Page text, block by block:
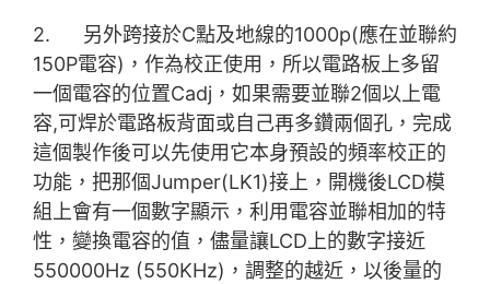
2. 另外跨接於C點及地線的1000p(應在並聯約
150P電容)，作為校正使用，所以電路板上多留
一個電容的位置Cadj，如果需要並聯2個以上電
容,可焊於電路板背面或自己再多鑽兩個孔，完成
這個製作後可以先使用它本身預設的頻率校正的
功能，把那個Jumper(LK1)接上，開機後LCD模
組上會有一個數字顯示，利用電容並聯相加的特
性，變換電容的值，儘量讓LCD上的數字接近
550000Hz (550KHz)，調整的越近，以後量的